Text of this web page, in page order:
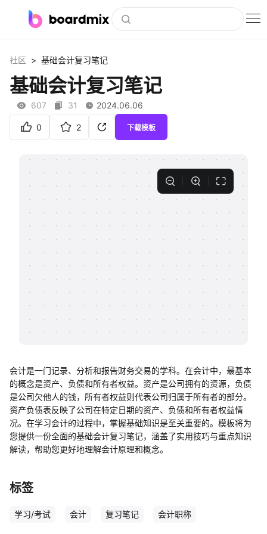
社区资源
下载
支持
帮助中心
知识分享社区
社区 > 基础会计复习笔记
基础会计复习笔记
607 31 2024.06.06
0 2 下载模板
会计是一门记录、分析和报告财务交易的学科。在会计中，最基本
的概念是资产、负债和所有者权益。资产是公司拥有的资源，负债
是公司欠他人的钱，所有者权益则代表公司归属于所有者的部分。
资产负债表反映了公司在特定日期的资产、负债和所有者权益情
况。在学习会计的过程中，掌握基础知识是至关重要的。模板将为
您提供一份全面的基础会计复习笔记，涵盖了实用技巧与重点知识
解读，帮助您更好地理解会计原理和概念。
标签
学习/考试 会计 复习笔记 会计职称